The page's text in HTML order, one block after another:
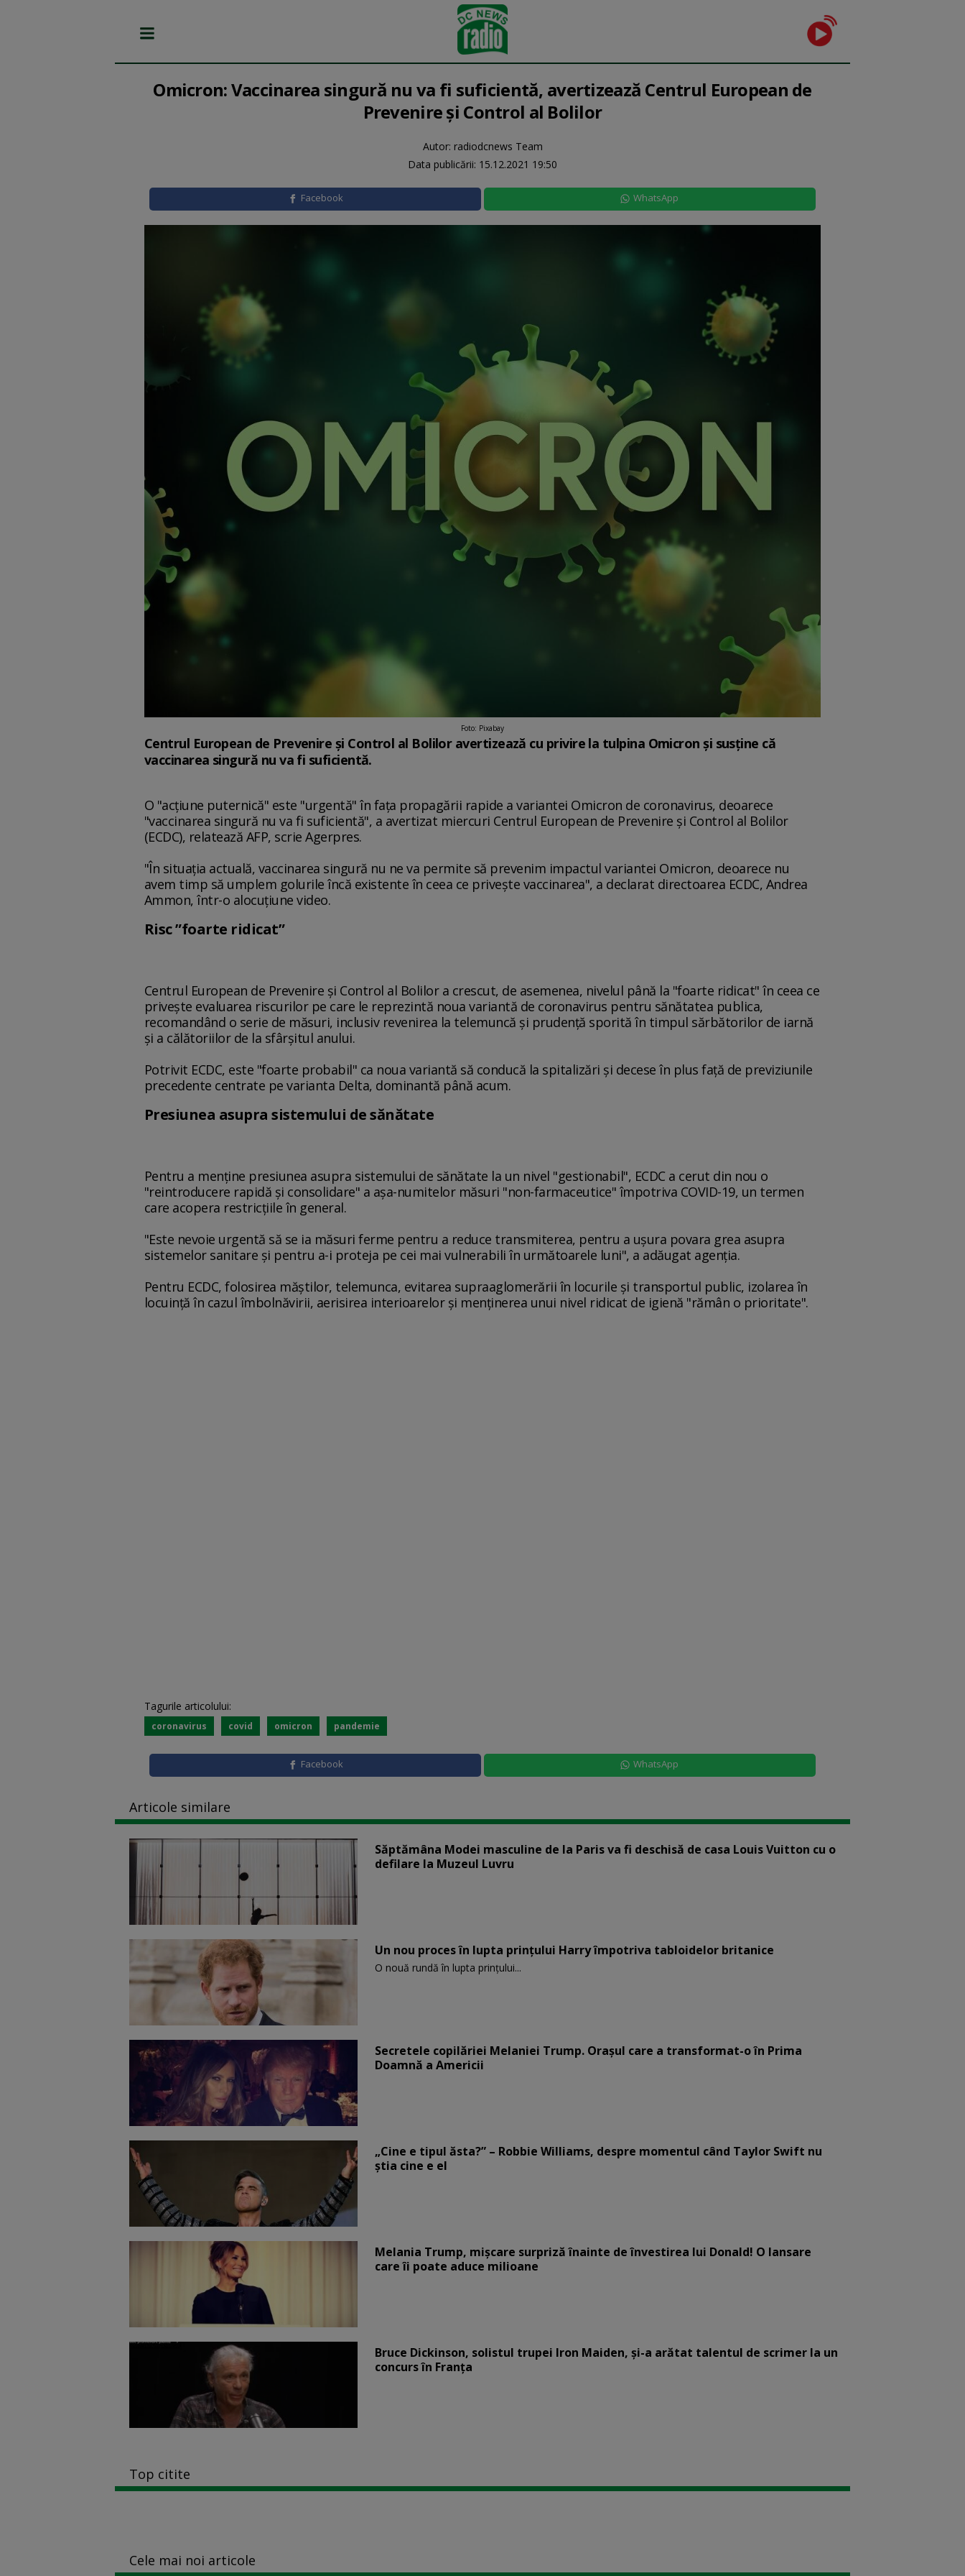
Omicron: Vaccinarea singură nu va fi suficientă, avertizează Centrul European de
Prevenire şi Control al Bolilor
Autor: radiodcnews Team
Data publicării: 15.12.2021 19:50
Facebook WhatsApp
Foto: Pixabay
Centrul European de Prevenire şi Control al Bolilor avertizează cu privire la tulpina Omicron și susține că
vaccinarea singură nu va fi suficientă.
O "acţiune puternică" este "urgentă" în faţa propagării rapide a variantei Omicron de coronavirus, deoarece
"vaccinarea singură nu va fi suficientă", a avertizat miercuri Centrul European de Prevenire şi Control al Bolilor
(ECDC), relatează AFP, scrie Agerpres.
"În situaţia actuală, vaccinarea singură nu ne va permite să prevenim impactul variantei Omicron, deoarece nu
avem timp să umplem golurile încă existente în ceea ce priveşte vaccinarea", a declarat directoarea ECDC, Andrea
Ammon, într-o alocuţiune video.
Risc ”foarte ridicat”
Centrul European de Prevenire şi Control al Bolilor a crescut, de asemenea, nivelul până la "foarte ridicat" în ceea ce
priveşte evaluarea riscurilor pe care le reprezintă noua variantă de coronavirus pentru sănătatea publica,
recomandând o serie de măsuri, inclusiv revenirea la telemuncă şi prudenţă sporită în timpul sărbătorilor de iarnă
şi a călătoriilor de la sfârşitul anului.
Potrivit ECDC, este "foarte probabil" ca noua variantă să conducă la spitalizări şi decese în plus faţă de previziunile
precedente centrate pe varianta Delta, dominantă până acum.
Presiunea asupra sistemului de sănătate
Pentru a menţine presiunea asupra sistemului de sănătate la un nivel "gestionabil", ECDC a cerut din nou o
"reintroducere rapidă şi consolidare" a aşa-numitelor măsuri "non-farmaceutice" împotriva COVID-19, un termen
care acopera restricţiile în general.
"Este nevoie urgentă să se ia măsuri ferme pentru a reduce transmiterea, pentru a uşura povara grea asupra
sistemelor sanitare şi pentru a-i proteja pe cei mai vulnerabili în următoarele luni", a adăugat agenţia.
Pentru ECDC, folosirea măştilor, telemunca, evitarea supraaglomerării în locurile şi transportul public, izolarea în
locuinţă în cazul îmbolnăvirii, aerisirea interioarelor şi menţinerea unui nivel ridicat de igienă "rămân o prioritate".
Tagurile articolului:
coronavirus covid omicron pandemie
Facebook WhatsApp
Articole similare
Săptămâna Modei masculine de la Paris va fi deschisă de casa Louis Vuitton cu o
defilare la Muzeul Luvru
Un nou proces în lupta prinţului Harry împotriva tabloidelor britanice
O nouă rundă în lupta prinţului...
Secretele copilăriei Melaniei Trump. Orașul care a transformat-o în Prima
Doamnă a Americii
„Cine e tipul ăsta?” – Robbie Williams, despre momentul când Taylor Swift nu
știa cine e el
Melania Trump, mișcare surpriză înainte de învestirea lui Donald! O lansare
care îi poate aduce milioane
Bruce Dickinson, solistul trupei Iron Maiden, şi-a arătat talentul de scrimer la un
concurs în Franţa
Top citite
Cele mai noi articole